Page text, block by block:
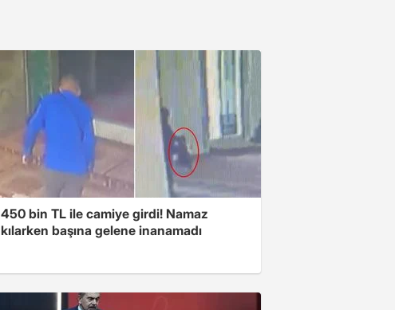
450 bin TL ile camiye girdi! Namaz
kılarken başına gelene inanamadı